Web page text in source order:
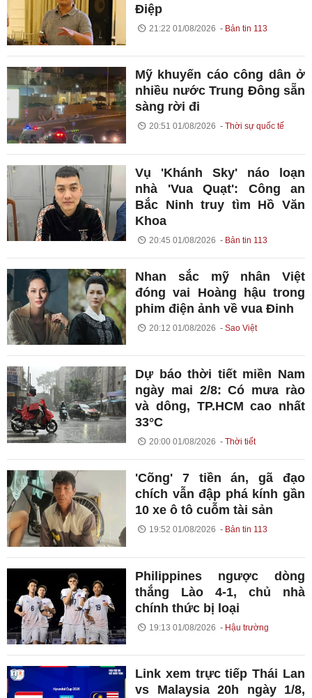
Điệp
21:22 01/08/2026 Bản tin 113
Mỹ khuyến cáo công dân ở
nhiều nước Trung Đông sẵn
sàng rời đi
20:51 01/08/2026 Thời sự quốc tế
Vụ 'Khánh Sky' náo loạn
nhà 'Vua Quạt': Công an
Bắc Ninh truy tìm Hồ Văn
Khoa
20:45 01/08/2026 Bản tin 113
Nhan sắc mỹ nhân Việt
đóng vai Hoàng hậu trong
phim điện ảnh về vua Đinh
20:12 01/08/2026 Sao Việt
Dự báo thời tiết miền Nam
ngày mai 2/8: Có mưa rào
và dông, TP.HCM cao nhất
33°C
20:00 01/08/2026 Thời tiết
'Cõng' 7 tiền án, gã đạo
chích vẫn đập phá kính gần
10 xe ô tô cuỗm tài sản
19:52 01/08/2026 Bản tin 113
Philippines ngược dòng
thắng Lào 4-1, chủ nhà
chính thức bị loại
19:13 01/08/2026 Hậu trường
Link xem trực tiếp Thái Lan
vs Malaysia 20h ngày 1/8,